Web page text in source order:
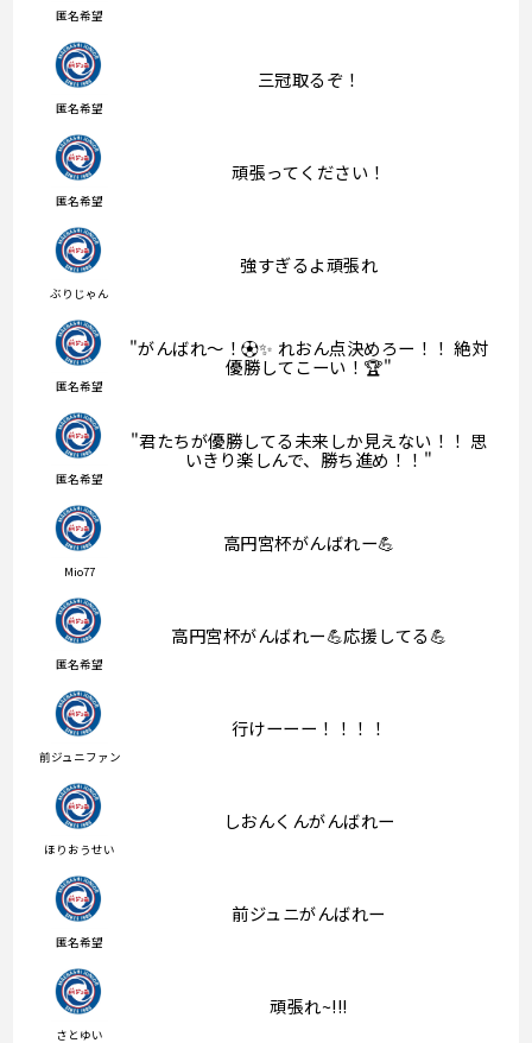
匿名希望
匿名希望
三冠取るぞ！
匿名希望
頑張ってください！
ぶりじゃん
強すぎるよ頑張れ
匿名希望
"がんばれ〜！⚽️✨ れおん点決めろー！！ 絶対
優勝してこーい！🏆"
匿名希望
"君たちが優勝してる未来しか見えない！！ 思
いきり楽しんで、勝ち進め！！"
Mio77
高円宮杯がんばれー💪
匿名希望
高円宮杯がんばれー💪応援してる💪
前ジュニファン
行けーーー！！！！
ほりおうせい
しおんくんがんばれー
匿名希望
前ジュニがんばれー
さとゆい
頑張れ~!!!